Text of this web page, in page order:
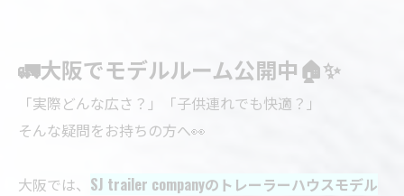
🚛大阪でモデルルーム公開中🏠✨
「実際どんな広さ？」「子供連れでも快適？」
そんな疑問をお持ちの方へ👀
大阪では、 SJ trailer companyのトレーラーハウスモデル